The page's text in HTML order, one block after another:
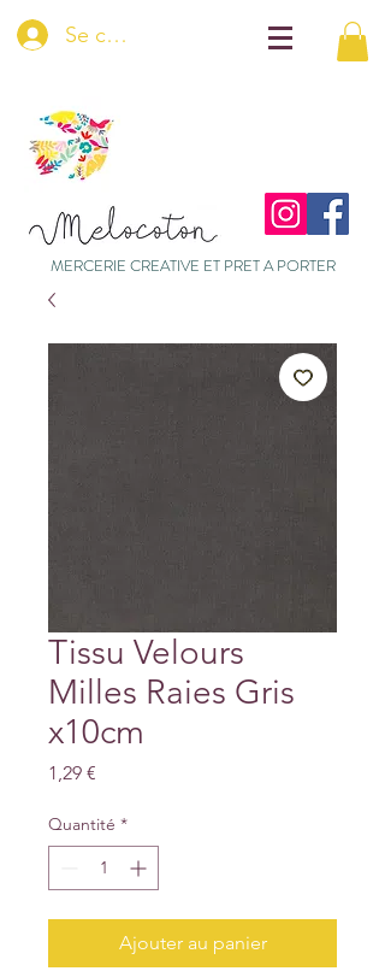
Se connecter
MERCERIE CREATIVE ET PRET A PORTER
Tissu Velours
Milles Raies Gris
x10cm
1,29 €
Quantité *
Ajouter au panier